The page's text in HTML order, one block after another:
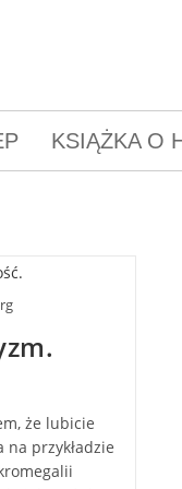
KSIĄŻKA O
że lubicie
na przykładzie